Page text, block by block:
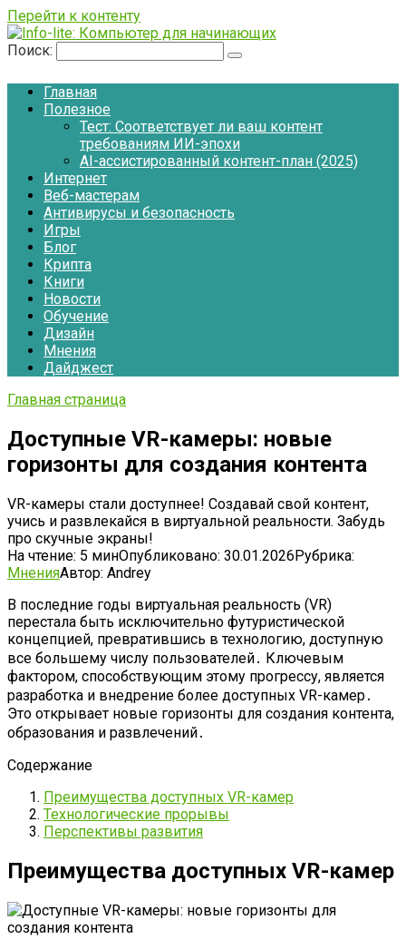
Перейти к контенту
Поиск:
Главная
Полезное
Тест: Соответствует ли ваш контент
требованиям ИИ-эпохи
AI-ассистированный контент-план (2025)
Интернет
Веб-мастерам
Антивирусы и безопасность
Игры
Блог
Крипта
Книги
Новости
Обучение
Дизайн
Мнения
Дайджест
Главная страница
Доступные VR-камеры: новые
горизонты для создания контента
VR-камеры стали доступнее! Создавай свой контент,
учись и развлекайся в виртуальной реальности. Забудь
про скучные экраны!
На чтение: 5 минОпубликовано: 30.01.2026Рубрика:
МненияАвтор: Andrey
В последние годы виртуальная реальность (VR)
перестала быть исключительно футуристической
концепцией, превратившись в технологию, доступную
все большему числу пользователей․ Ключевым
фактором, способствующим этому прогрессу, является
разработка и внедрение более доступных VR-камер․
Это открывает новые горизонты для создания контента,
образования и развлечений․
Содержание
Преимущества доступных VR-камер
Технологические прорывы
Перспективы развития
Преимущества доступных VR-камер